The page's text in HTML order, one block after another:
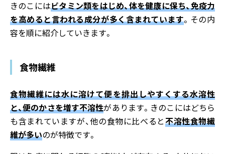
きのこにはビタミン類をはじめ、体を健康に保ち、免疫力
を高めると言われる成分が多く含まれています。その内
容を順に紹介していきます。
食物繊維
食物繊維には水に溶けて便を排出しやすくする水溶性
と、便のかさを増す不溶性があります。きのこにはどちら
も含まれていますが、他の食物に比べると不溶性食物繊
維が多いのが特徴です。